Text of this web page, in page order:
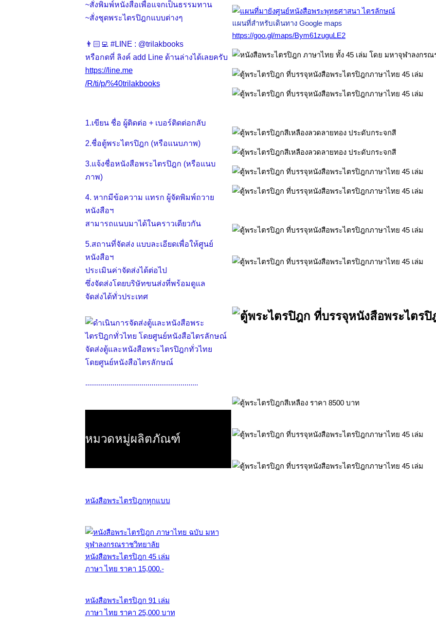
~สั่งพิมพ์หนังสือเพื่อแจกเป็นธรรมทาน
~สั่งชุดพระไตรปิฎกแบบต่างๆ
👨🏻‍💻 #LINE : @trilakbooks
หรือกดที่ ลิงค์ add Line ด้านล่างได้เลยครับ
https://line.me
/R/ti/p/%40trilakbooks
1.เขียน ชื่อ ผู้ติดต่อ + เบอร์ติดต่อกลับ
2.ชื่อตู้พระไตรปิฎก (หรือแนบภาพ)
3.แจ้งชื่อหนังสือพระไตรปิฎก (หรือแนบ
ภาพ)
4. หากมีข้อความ แทรก ผู้จัดพิมพ์ถวาย
หนังสือฯ
สามารถแนบมาได้ในคราวเดียวกัน
5.สถานที่จัดส่ง แบบละเอียดเพื่อให้ศูนย์
หนังสือฯ
ประเมินค่าจัดส่งได้ต่อไป
ซึ่งจัดส่งโดยบริษัทขนส่งที่พร้อมดูแล
จัดส่งได้ทั่วประเทศ
จัดส่งตู้และหนังสือพระไตรปิฎกทั่วไทย
โดยศูนย์หนังสือไตรลักษณ์
..........................................................
หมวดหมู่ผลิตภัณฑ์
หนังสือพระไตรปิฎกทุกแบบ
หนังสือพระไตรปิฎก 45 เล่ม
ภาษา ไทย ราคา 15,000.-
หนังสือพระไตรปิฎก 91 เล่ม
ภาษา ไทย ราคา 25,000 บาท
แผนที่สำหรับเดินทาง Google maps
https://goo.gl/maps/Bym61zuguLE2